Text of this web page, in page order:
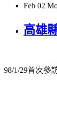
Feb 02
高雄
98/1/29首次參